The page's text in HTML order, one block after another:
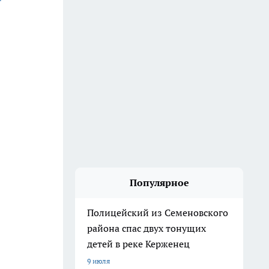
Популярное
Полицейский из Семеновского
района спас двух тонущих
детей в реке Керженец
9 июля